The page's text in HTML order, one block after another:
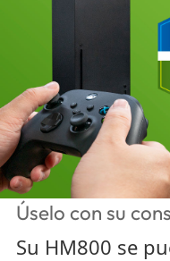
Úselo con su
Su HM800 se